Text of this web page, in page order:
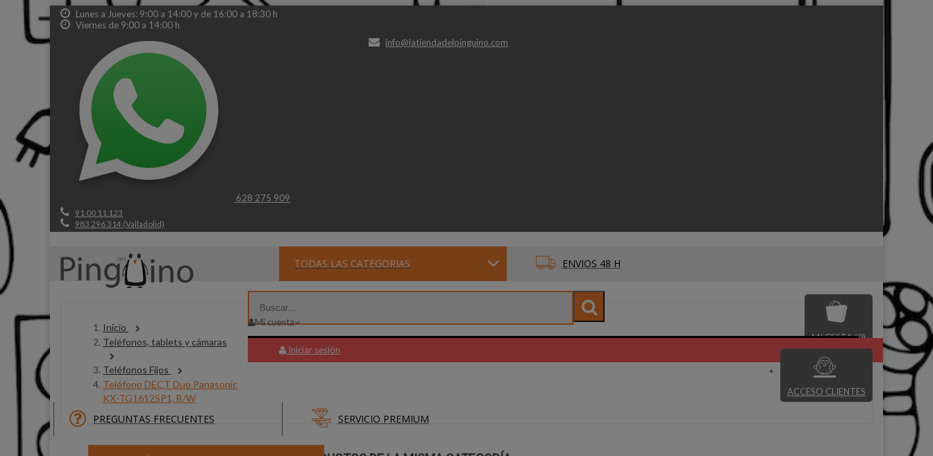
Lunes a Jueves: 9:00 a 14:00 y de 16:00 a 18:30 h
Viernes de 9:00 a 14:00 h
info@latiendadelpinguino.com
628 275 909
91 00 11 123
983 296 314 (Valladolid)
MI CESTA (0)
Mi cuenta
Iniciar sesión
ACCESO CLIENTES
TODAS LAS CATEGORIAS ENVIOS 48 H
PREGUNTAS FRECUENTES SERVICIO PREMIUM
Inicio
Teléfonos, tablets y cámaras
Teléfonos Fijos
Teléfono DECT Duo Panasonic
KX-TG1612SP1, B/W